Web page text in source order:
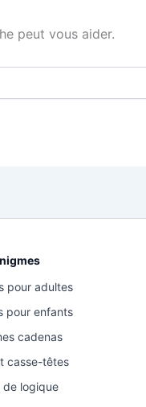
peut vous aider.
pour adultes
pour enfants
cadenas
casse-têtes
de logique